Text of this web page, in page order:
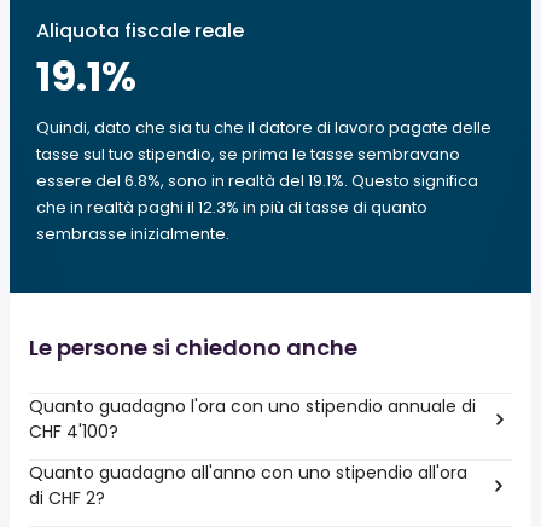
Aliquota fiscale reale
19.1%
Quindi, dato che sia tu che il datore di lavoro pagate delle
tasse sul tuo stipendio, se prima le tasse sembravano
essere del 6.8%, sono in realtà del 19.1%. Questo significa
che in realtà paghi il 12.3% in più di tasse di quanto
sembrasse inizialmente.
Le persone si chiedono anche
Quanto guadagno l'ora con uno stipendio annuale di
CHF 4'100?
Quanto guadagno all'anno con uno stipendio all'ora
di CHF 2?